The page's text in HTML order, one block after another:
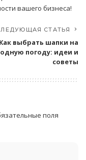
вашего бизнеса!
СТАТЬЯ
Как выбрать шапки на
погоду: идеи и
советы
поля